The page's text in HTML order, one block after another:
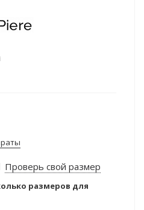
Проверь свой размер
размеров для